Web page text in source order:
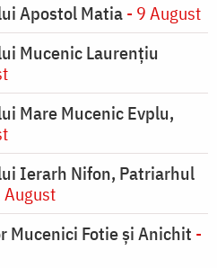
Apostol Matia- 9 August
Mucenic Laurențiu
Mare Mucenic Evplu,
Ierarh Nifon, Patriarhul
August
Mucenici Fotie și Anichit -